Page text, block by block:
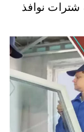
شترات نوافذ